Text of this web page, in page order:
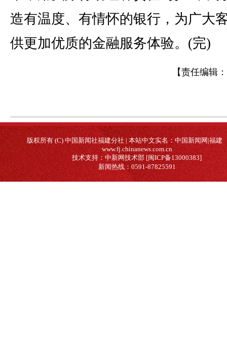
造有温度、有情怀的银行，为广大
供更加优质的金融服务体验。(完)
【责任编辑：
版权所有 (C) 中国新闻社福建分社 | 本站中文实名：中国新闻网|福建
www.fj.chinanews.com.cn
技术支持：中新网技术部 [闽ICP备13000383]
新闻热线：0591-87825591